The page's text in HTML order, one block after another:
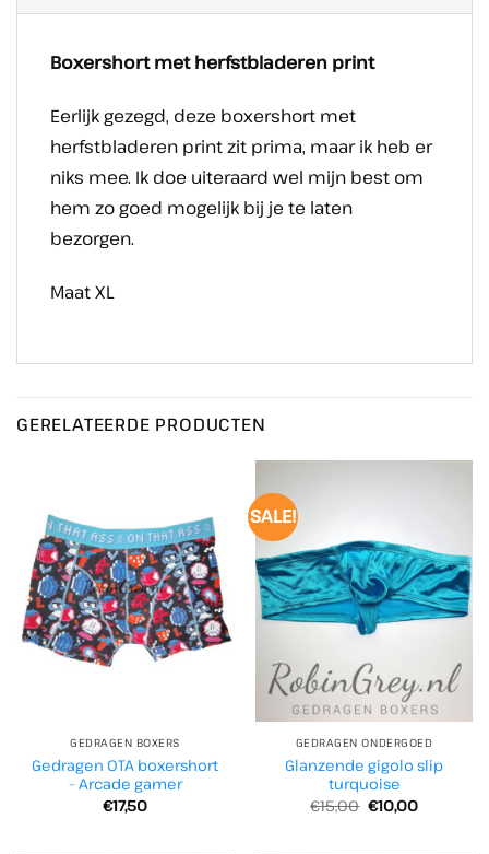
Boxershort met herfstbladeren print
Eerlijk gezegd, deze boxershort met
herfstbladeren print zit prima, maar ik heb er
niks mee. Ik doe uiteraard wel mijn best om
hem zo goed mogelijk bij je te laten
bezorgen.
Maat XL
GERELATEERDE PRODUCTEN
GEDRAGEN BOXERS
Gedragen OTA boxershort
– Arcade gamer
€17,50
SALE!
GEDRAGEN ONDERGOED
Glanzende gigolo slip
turquoise
€15,00 Oorspronkelijke
prijs
€10,00Huidige